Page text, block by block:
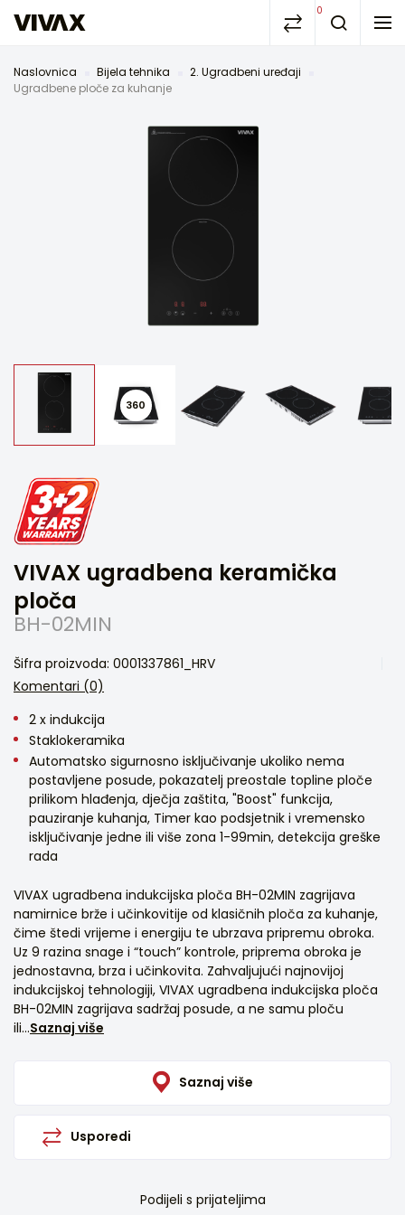
0
Naslovnica Bijela tehnika
2. Ugradbeni uređaji
Ugradbene ploče za kuhanje
360
VIVAX ugradbena keramička
ploča
BH-02MIN
Šifra proizvoda: 0001337861_HRV
Komentari (0)
2 x indukcija
Staklokeramika
Automatsko sigurnosno isključivanje ukoliko nema
postavljene posude, pokazatelj preostale topline ploče
prilikom hlađenja, dječja zaštita, "Boost" funkcija,
pauziranje kuhanja, Timer kao podsjetnik i vremensko
isključivanje jedne ili više zona 1-99min, detekcija greške
rada
VIVAX ugradbena indukcijska ploča BH-02MIN zagrijava
namirnice brže i učinkovitije od klasičnih ploča za kuhanje,
čime štedi vrijeme i energiju te ubrzava pripremu obroka.
Uz 9 razina snage i “touch” kontrole, priprema obroka je
jednostavna, brza i učinkovita. Zahvaljujući najnovijoj
indukcijskoj tehnologiji, VIVAX ugradbena indukcijska ploča
BH-02MIN zagrijava sadržaj posude, a ne samu ploču
ili...Saznaj više
Saznaj više
Usporedi
Podijeli s prijateljima